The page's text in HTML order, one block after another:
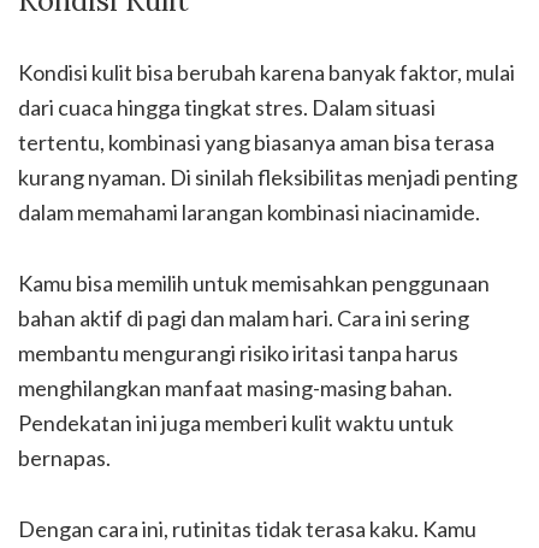
Kondisi kulit bisa berubah karena banyak faktor, mulai
dari cuaca hingga tingkat stres. Dalam situasi
tertentu, kombinasi yang biasanya aman bisa terasa
kurang nyaman. Di sinilah fleksibilitas menjadi penting
dalam memahami larangan kombinasi niacinamide.
Kamu bisa memilih untuk memisahkan penggunaan
bahan aktif di pagi dan malam hari. Cara ini sering
membantu mengurangi risiko iritasi tanpa harus
menghilangkan manfaat masing-masing bahan.
Pendekatan ini juga memberi kulit waktu untuk
bernapas.
Dengan cara ini, rutinitas tidak terasa kaku. Kamu